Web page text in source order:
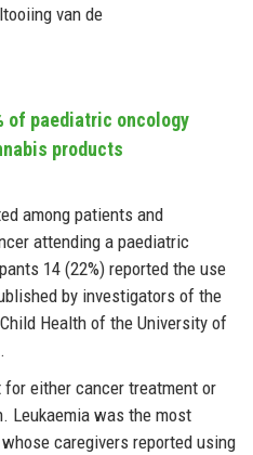
van de
of paediatric oncology
products
among patients and
attending a paediatric
14 (22%) reported the use
by investigators of the
Health of the University of
either cancer treatment or
Leukaemia was the most
caregivers reported using